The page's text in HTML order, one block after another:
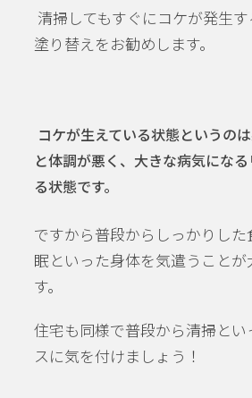
清掃してもすぐにコケが発生
塗り替えをお勧めします。
コケが生えている状態というの
と体調が悪く、大きな病気にな
る状態です。
ですから普段からしっかりし
眠といった身体を気遣うことが
す。
住宅も同様で普段から清掃と
スに気を付けましょう！